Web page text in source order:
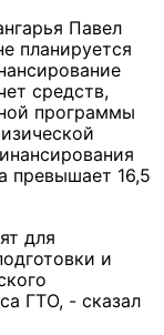
Павел
планируется
средств,
программы
превышает 16,5
для
и
ГТО, - сказал